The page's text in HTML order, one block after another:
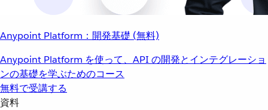
Anypoint Platform：開発基礎 (無料)
Anypoint Platform を使って、API の開発とインテグレーショ
ンの基礎を学ぶためのコース
無料で受講する
資料